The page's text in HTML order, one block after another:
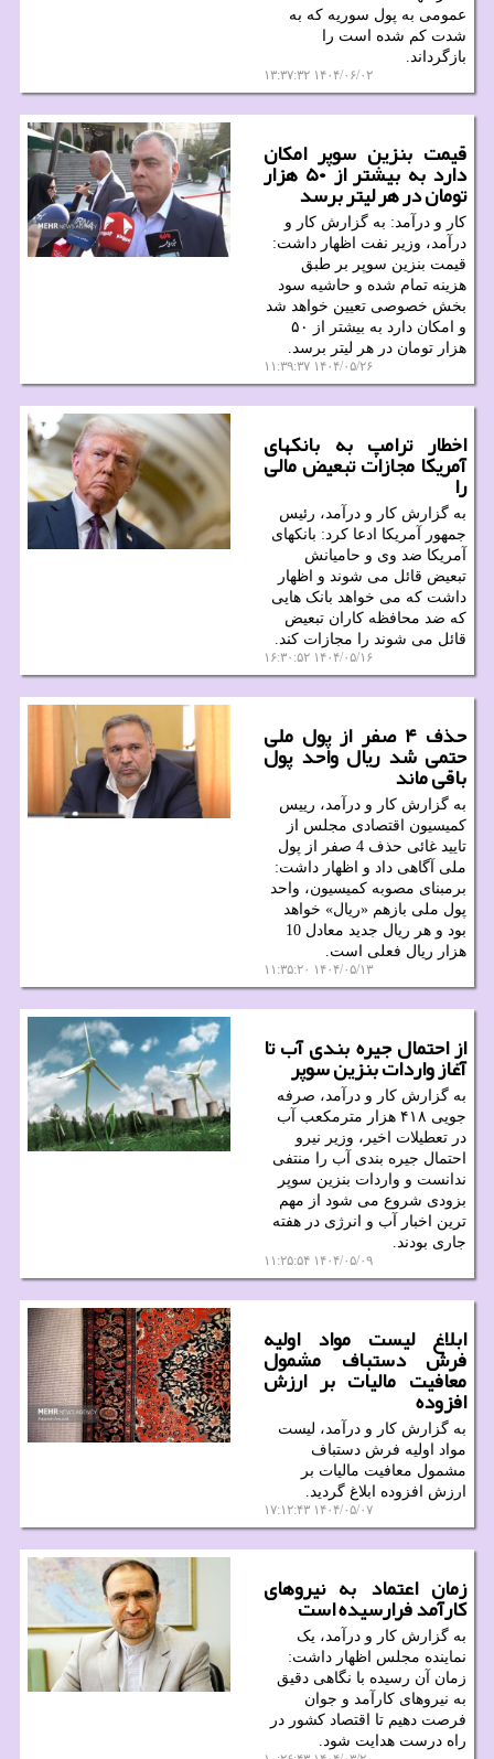
عمومی به پول سوریه که به
شدت کم شده است را
بازگرداند.
۱۴۰۴/۰۶/۰۲ ۱۳:۳۷:۳۲
قیمت بنزین سوپر امکان
دارد به بیشتر از ۵۰ هزار
تومان در هر لیتر برسد
کار و درآمد: به گزارش کار و
درآمد، وزیر نفت اظهار داشت:
قیمت بنزین سوپر بر طبق
هزینه تمام شده و حاشیه سود
بخش خصوصی تعیین خواهد شد
و امکان دارد به بیشتر از ۵۰
هزار تومان در هر لیتر برسد.
۱۴۰۴/۰۵/۲۶ ۱۱:۳۹:۳۷
اخطار ترامپ به بانکهای
آمریکا مجازات تبعیض مالی
را
به گزارش کار و درآمد، رئیس
جمهور آمریکا ادعا کرد: بانکهای
آمریکا ضد وی و حامیانش
تبعیض قائل می شوند و اظهار
داشت که می خواهد بانک هایی
که ضد محافظه کاران تبعیض
قائل می شوند را مجازات کند.
۱۴۰۴/۰۵/۱۶ ۱۶:۳۰:۵۲
حذف ۴ صفر از پول ملی
حتمی شد ریال واحد پول
باقی ماند
به گزارش کار و درآمد، رییس
کمیسیون اقتصادی مجلس از
تایید غائی حذف 4 صفر از پول
ملی آگاهی داد و اظهار داشت:
برمبنای مصوبه کمیسیون، واحد
پول ملی بازهم «ریال» خواهد
بود و هر ریال جدید معادل 10
هزار ریال فعلی است.
۱۴۰۴/۰۵/۱۳ ۱۱:۳۵:۲۰
از احتمال جیره بندی آب تا
آغاز واردات بنزین سوپر
به گزارش کار و درآمد، صرفه
جویی ۴۱۸ هزار مترمکعب آب
در تعطیلات اخیر، وزیر نیرو
احتمال جیره بندی آب را منتفی
ندانست و واردات بنزین سوپر
بزودی شروع می شود از مهم
ترین اخبار آب و انرژی در هفته
جاری بودند.
۱۴۰۴/۰۵/۰۹ ۱۱:۲۵:۵۴
ابلاغ لیست مواد اولیه
فرش دستباف مشمول
معافیت مالیات بر ارزش
افزوده
به گزارش کار و درآمد، لیست
مواد اولیه فرش دستباف
مشمول معافیت مالیات بر
ارزش افزوده ابلاغ گردید.
۱۴۰۴/۰۵/۰۷ ۱۷:۱۲:۴۳
زمان اعتماد به نیروهای
کارآمد فرارسیده است
به گزارش کار و درآمد، یک
نماینده مجلس اظهار داشت:
زمان آن رسیده با نگاهی دقیق
به نیروهای کارآمد و جوان
فرصت دهیم تا اقتصاد کشور در
راه درست هدایت شود.